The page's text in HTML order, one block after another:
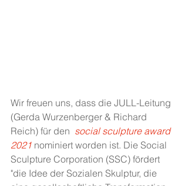
Wir freuen uns, dass die JULL-Leitung
(Gerda Wurzenberger & Richard
Reich) für den social sculpture award
2021 nominiert worden ist. Die Social
Sculpture Corporation (SSC) fördert
"die Idee der Sozialen Skulptur, die